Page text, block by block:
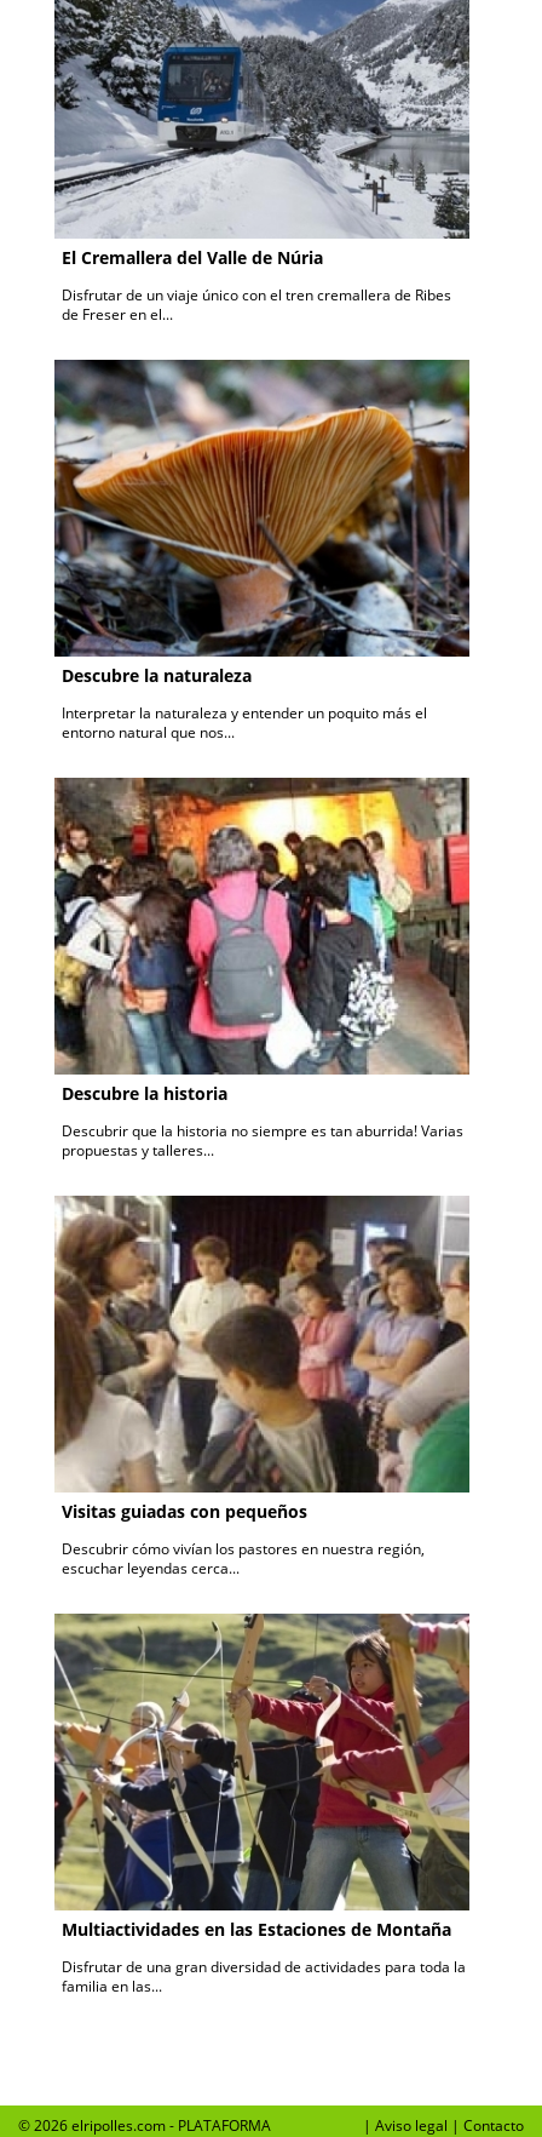
El Cremallera del Valle de Núria
Disfrutar de un viaje único con el tren cremallera de Ribes
de Freser en el...
Descubre la naturaleza
Interpretar la naturaleza y entender un poquito más el
entorno natural que nos...
Descubre la historia
Descubrir que la historia no siempre es tan aburrida! Varias
propuestas y talleres...
Visitas guiadas con pequeños
Descubrir cómo vivían los pastores en nuestra región,
escuchar leyendas cerca...
Multiactividades en las Estaciones de Montaña
Disfrutar de una gran diversidad de actividades para toda la
familia en las...
© 2026 elripolles.com - PLATAFORMA
| Aviso legal | Contacto